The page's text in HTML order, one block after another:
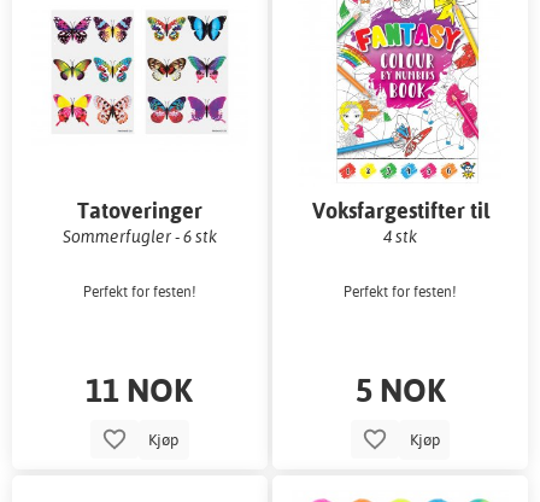
Tatoveringer
Sommerfugler - 6 stk
Perfekt for festen!
11 NOK
Kjøp
Voksfargestifter til
fiskedam
4 stk
Perfekt for festen!
5 NOK
Kjøp